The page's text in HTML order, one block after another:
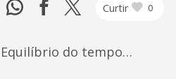
Curtir 0
Equilíbrio do tempo…